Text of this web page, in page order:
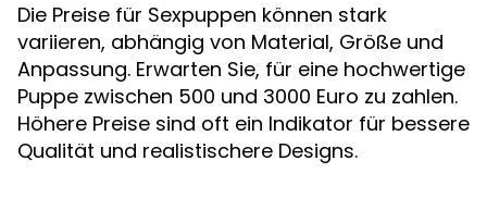
Die Preise für Sexpuppen können stark
variieren, abhängig von Material, Größe und
Anpassung. Erwarten Sie, für eine hochwertige
Puppe zwischen 500 und 3000 Euro zu zahlen.
Höhere Preise sind oft ein Indikator für bessere
Qualität und realistischere Designs.